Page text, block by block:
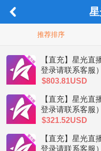
推荐排序
【直充】星光
登录请联系客服）
$803.81USD
【直充】星光
登录请联系客服）
$321.52USD
【直充】星光
登录请联系客服）